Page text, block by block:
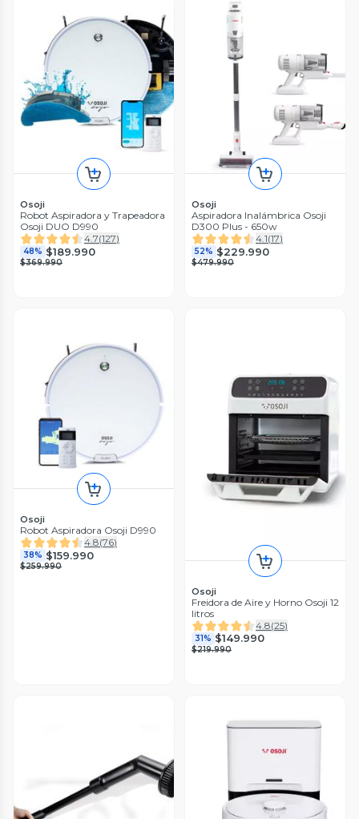
Osoji
Robot Aspiradora y Trapeadora
Osoji DUO D990
4.7(127)
48% $189.990
$369.990
Osoji
Aspiradora Inalámbrica Osoji
D300 Plus - 650w
4.1(17)
52% $229.990
$479.990
Osoji
Robot Aspiradora Osoji D990
4.8(76)
38% $159.990
$259.990
Osoji
Freidora de Aire y Horno Osoji 12
litros
4.8(25)
31% $149.990
$219.990